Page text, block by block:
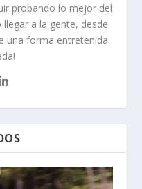
probando lo mejor del
a la gente, desde
una forma entretenida